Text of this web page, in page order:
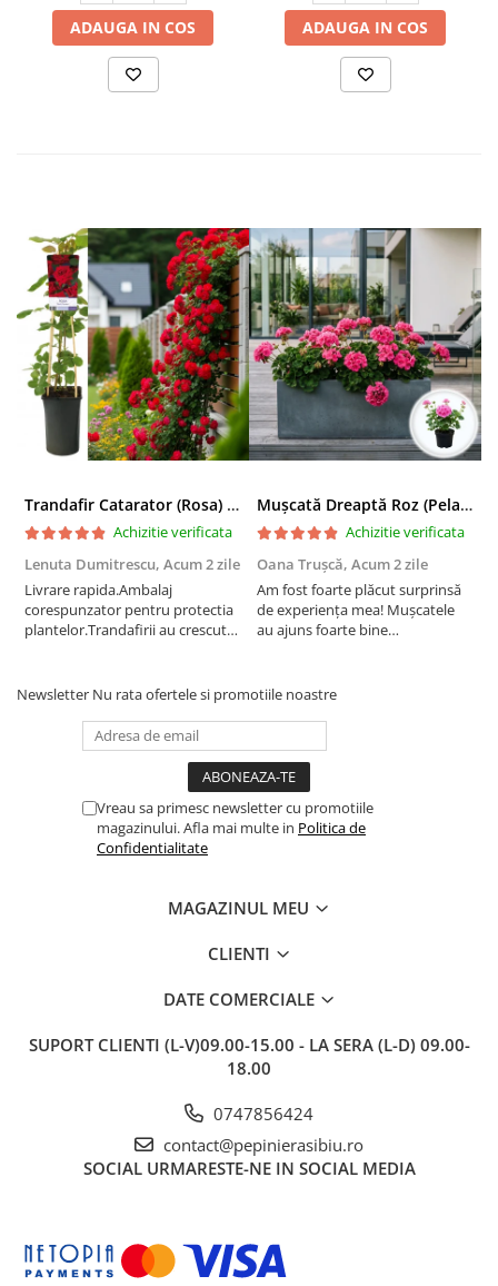
ADAUGA IN COS ADAUGA IN COS
Trandafir Catarator (Rosa) Red Climber - 75cm
Achizitie verificata
Lenuta Dumitrescu, Acum 2 zile
Livrare rapida.Ambalaj
corespunzator pentru protectia
plantelor.Trandafirii au crescut
Mușcată Dreaptă Roz (Pelargonium Zonale)
Achizitie verificata
Oana Trușcă, Acum 2 zile
Am fost foarte plăcut surprinsă
de experiența mea! Mușcatele
au ajuns foarte bine
transportului. Se vede că au fost
Newsletter Nu rata ofertele si promotiile noastre
Vreau sa primesc newsletter cu promotiile
magazinului. Afla mai multe in Politica de
Confidentialitate
MAGAZINUL MEU
CLIENTI
DATE COMERCIALE
SUPORT CLIENTI (L-V)09.00-15.00 - LA SERA (L-D) 09.00-
18.00
0747856424
contact@pepinierasibiu.ro
SOCIAL URMARESTE-NE IN SOCIAL MEDIA